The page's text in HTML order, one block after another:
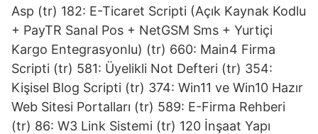
Asp (tr) 182: E-Ticaret Scripti (Açık Kaynak Kodlu
+ PayTR Sanal Pos + NetGSM Sms + Yurtiçi
Kargo Entegrasyonlu) (tr) 660: Main4 Firma
Scripti (tr) 581: Üyelikli Not Defteri (tr) 354:
Kişisel Blog Scripti (tr) 374: Win11 ve Win10 Hazır
Web Sitesi Portalları (tr) 589: E-Firma Rehberi
(tr) 86: W3 Link Sistemi (tr) 120 İnşaat Yapı